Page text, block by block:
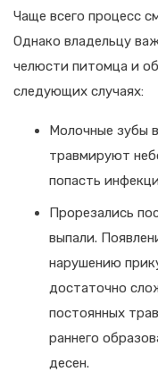
Чаще всего процесс
Однако владельцу
челюсти питомца и
следующих случаях:
Молочные зубы
травмируют
попасть
Прорезались
выпали.
нарушению
достаточно
постоянных
раннего
десен.